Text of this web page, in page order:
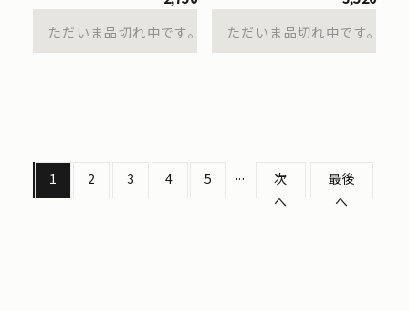
ただいま品切れ中です。
ただいま品切れ中です。
1 2 3 4 5 ...
次
へ
最後
へ